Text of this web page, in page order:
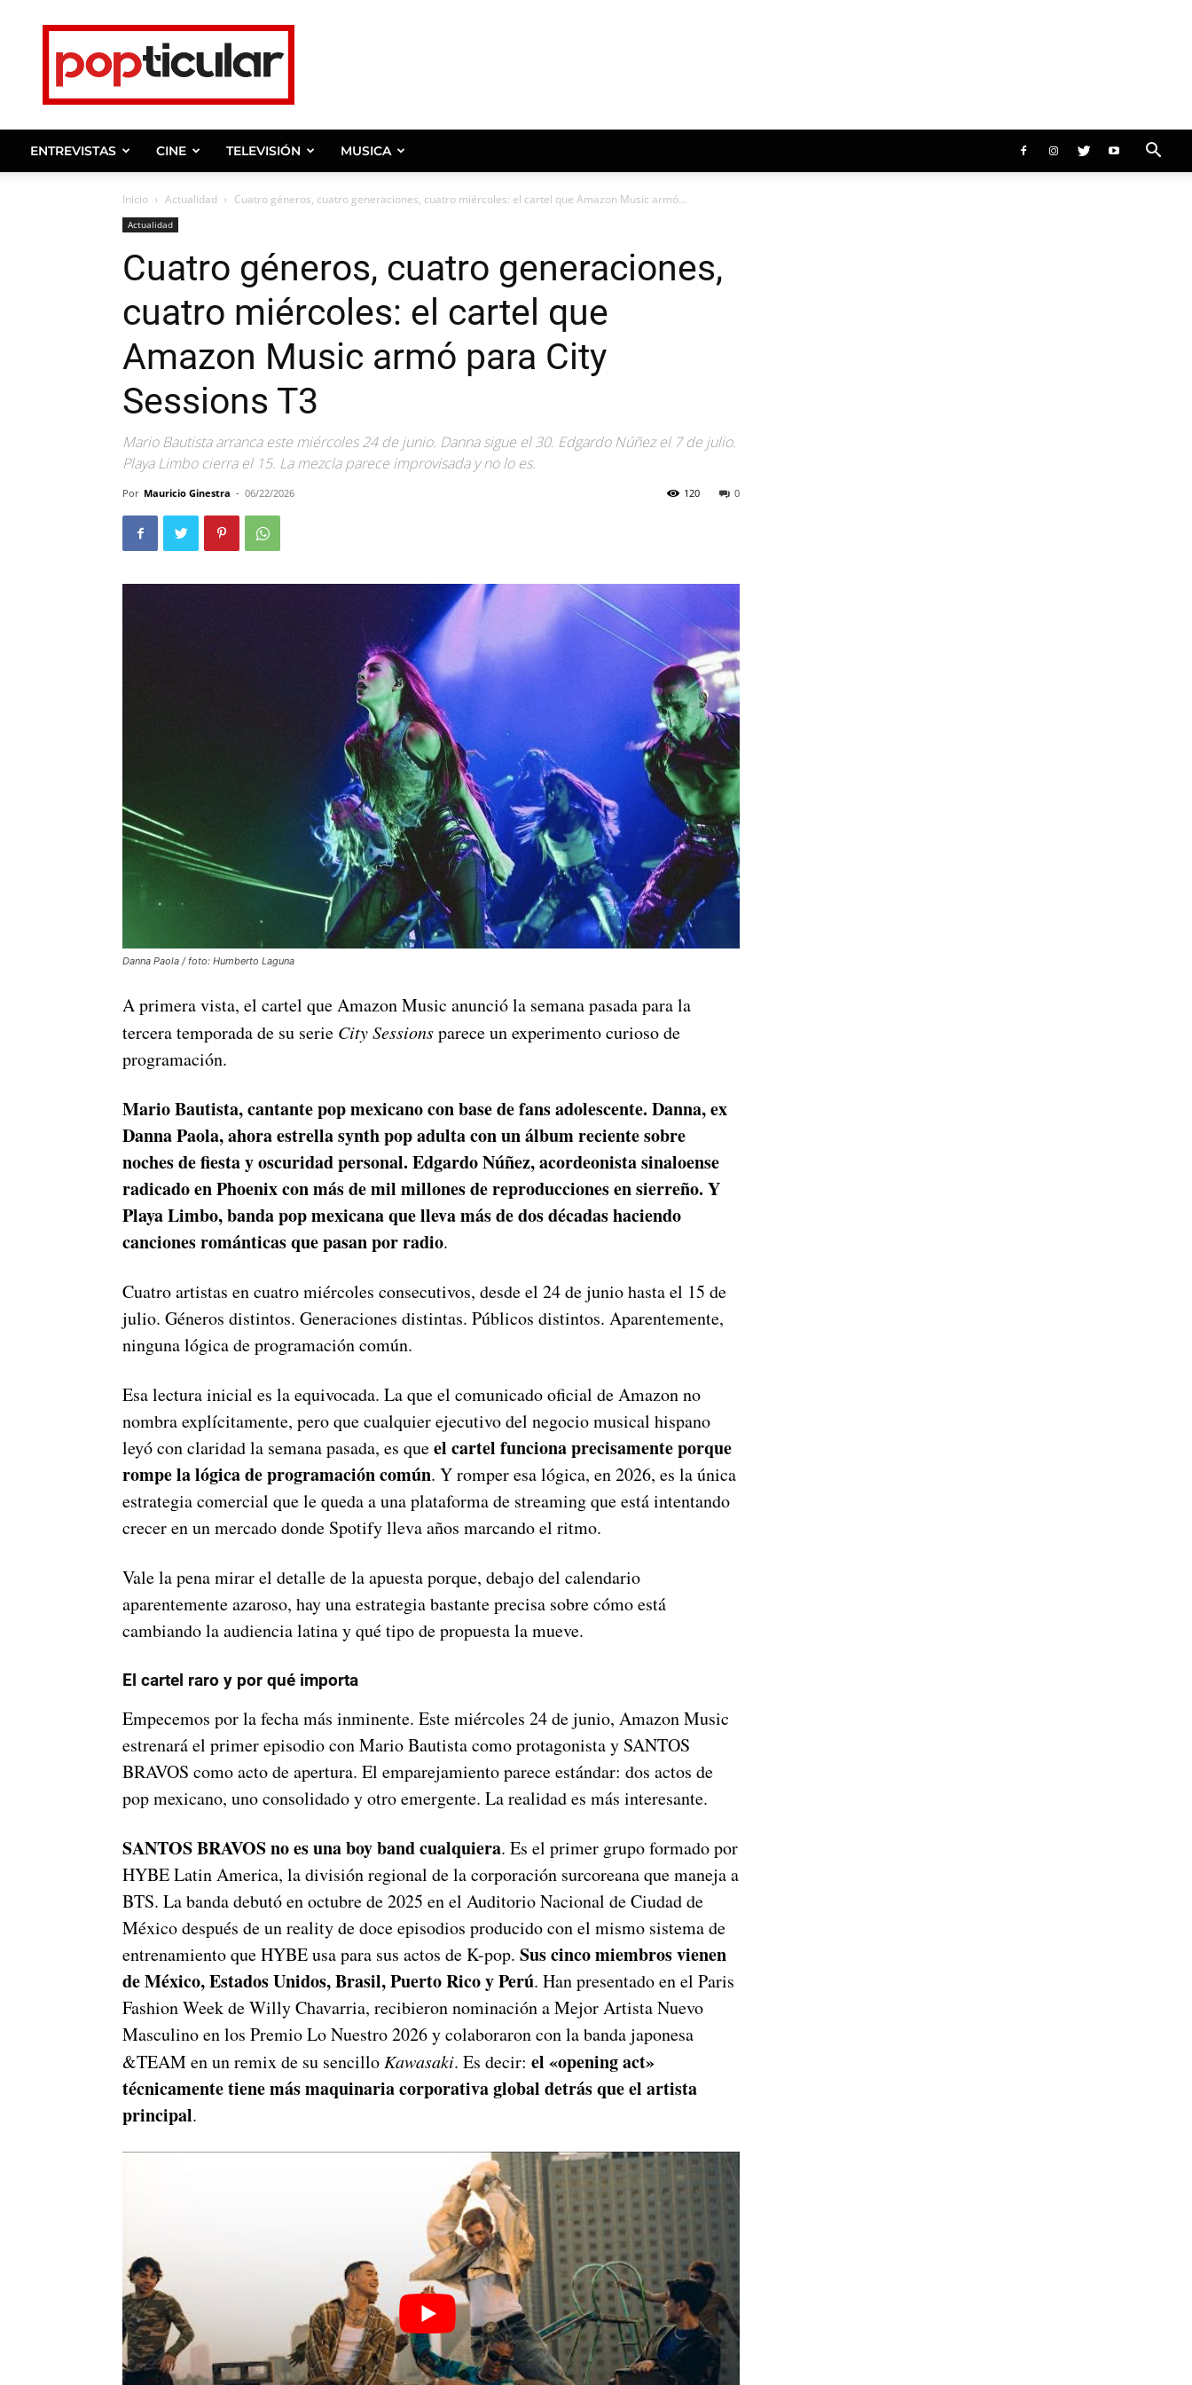
Noticias
de
y
celebridades.
ENTREVISTAS CINE TELEVISIÓN MUSICA
Inicio Actualidad Cuatro géneros, cuatro generaciones, cuatro miércoles: el cartel que Amazon Music armó...
Actualidad
Cuatro géneros, cuatro generaciones,
cuatro miércoles: el cartel que
Amazon Music armó para City
Sessions T3
Mario Bautista arranca este miércoles 24 de junio. Danna sigue el 30. Edgardo Núñez el 7 de julio.
Playa Limbo cierra el 15. La mezcla parece improvisada y no lo es.
Por Mauricio Ginestra - 06/22/2026 0
120
Danna Paola / foto: Humberto Laguna
A primera vista, el cartel que Amazon Music anunció la semana pasada para la
tercera temporada de su serie City Sessionsparece un experimento curioso de
programación.
Mario Bautista, cantante pop mexicano con base de fans adolescente. Danna, ex
Danna Paola, ahora estrella synth pop adulta con un álbum reciente sobre
noches de fiesta y oscuridad personal. Edgardo Núñez, acordeonista sinaloense
radicado en Phoenix con más de mil millones de reproducciones en sierreño. Y
Playa Limbo, banda pop mexicana que lleva más de dos décadas haciendo
canciones románticas que pasan por radio.
Cuatro artistas en cuatro miércoles consecutivos, desde el 24 de junio hasta el 15 de
julio. Géneros distintos. Generaciones distintas. Públicos distintos. Aparentemente,
ninguna lógica de programación común.
Esa lectura inicial es la equivocada. La que el comunicado oficial de Amazon no
nombra explícitamente, pero que cualquier ejecutivo del negocio musical hispano
leyó con claridad la semana pasada, es queel cartel funciona precisamente porque
rompe la lógica de programación común. Y romper esa lógica, en 2026, es la única
estrategia comercial que le queda a una plataforma de streaming que está intentando
crecer en un mercado donde Spotify lleva años marcando el ritmo.
Vale la pena mirar el detalle de la apuesta porque, debajo del calendario
aparentemente azaroso, hay una estrategia bastante precisa sobre cómo está
cambiando la audiencia latina y qué tipo de propuesta la mueve.
El cartel raro y por qué importa
Empecemos por la fecha más inminente. Este miércoles 24 de junio, Amazon Music
estrenará el primer episodio con Mario Bautista como protagonista y SANTOS
BRAVOS como acto de apertura. El emparejamiento parece estándar: dos actos de
pop mexicano, uno consolidado y otro emergente. La realidad es más interesante.
SANTOS BRAVOS no es una boy band cualquiera. Es el primer grupo formado por
HYBE Latin America, la división regional de la corporación surcoreana que maneja a
BTS. La banda debutó en octubre de 2025 en el Auditorio Nacional de Ciudad de
México después de un reality de doce episodios producido con el mismo sistema de
entrenamiento que HYBE usa para sus actos de K-pop. Sus cinco miembros vienen
de México, Estados Unidos, Brasil, Puerto Rico y Perú. Han presentado en el Paris
Fashion Week de Willy Chavarria, recibieron nominación a Mejor Artista Nuevo
Masculino en los Premio Lo Nuestro 2026 y colaboraron con la banda japonesa
&TEAM en un remix de su sencillo Kawasaki. Es decir: el «opening act»
técnicamente tiene más maquinaria corporativa global detrás que el artista
principal.